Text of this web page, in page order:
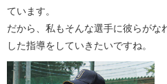
ています。
だから、私もそんな選手に彼らがな
した指導をしていきたいですね。